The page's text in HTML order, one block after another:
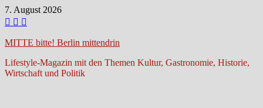
Zum
Inhalt
7. August 2026
MITTE bitte! Berlin mittendrin
Lifestyle-Magazin mit den Themen Kultur, Gastronomie, Historie,
Wirtschaft und Politik